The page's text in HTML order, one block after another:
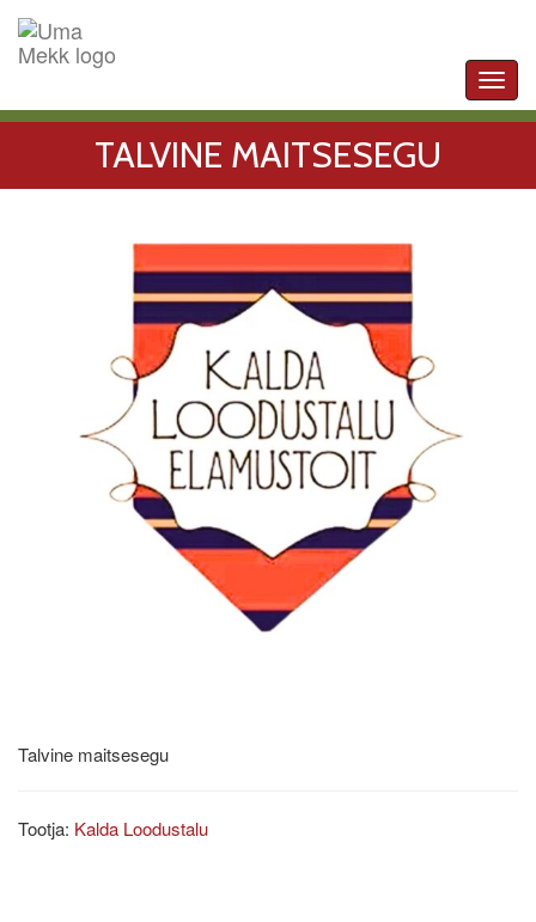
TALVINE MAITSESEGU
Talvine maitsesegu
Tootja: Kalda Loodustalu